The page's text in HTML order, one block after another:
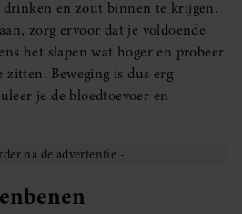
drinken en zout binnen te krijgen.
zorg ervoor dat je voldoende
het slapen wat hoger en probeer
Beweging is dus erg
je de bloedtoevoer en